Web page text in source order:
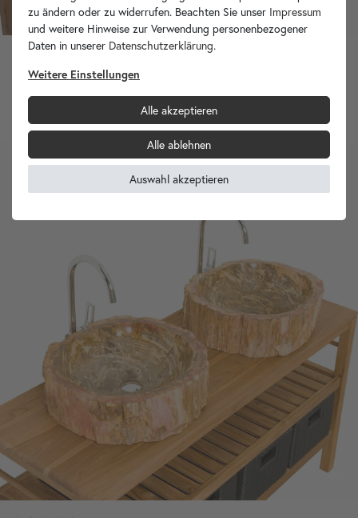
Fossiles Holz Waschbecken natürlich 60x55x18 cm
799,90 €
zu ändern oder zu widerrufen. Beachten Sie unser Impressum
und weitere Hinweise zur Verwendung personenbezogener
Daten in unserer Daten­schutz­erklärung.
Weitere Einstellungen
Alle akzeptieren
Alle ablehnen
Auswahl akzeptieren